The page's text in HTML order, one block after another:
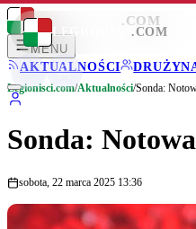
LEGIONISCI .COM
MENU
AKTUALNOŚCI
LEGIONISCI .COM
Legionisci.com/Aktualności/Sonda:
Sonda:
sobota, 22 marca 2025 13:36